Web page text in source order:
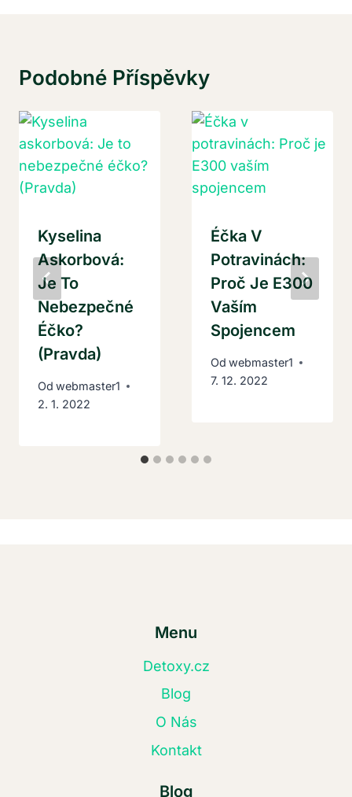
Podobné Příspěvky
Kyselina
Askorbová:
Je To
Nebezpečné
Éčko?
(Pravda)
Od webmaster1
2. 1. 2022
Éčka V
Potravinách:
Proč Je E300
Vaším
Spojencem
Od webmaster1
7. 12. 2022
Menu
Detoxy.cz
Blog
O Nás
Kontakt
Blog